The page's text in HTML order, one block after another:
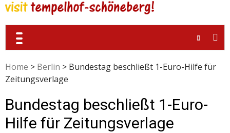
Home > Berlin > Bundestag beschließt 1-Euro-Hilfe für
Zeitungsverlage
Bundestag beschließt 1-Euro-
Hilfe für Zeitungsverlage